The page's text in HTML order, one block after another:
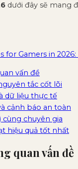
dưới đây sẽ mang
for Gamers in
vấn đề
tắc cốt lõi
dữ liệu thực tế
cảnh báo an toàn
cùng chuyên gia
hiệu quả tốt nhất
quan vấn đề